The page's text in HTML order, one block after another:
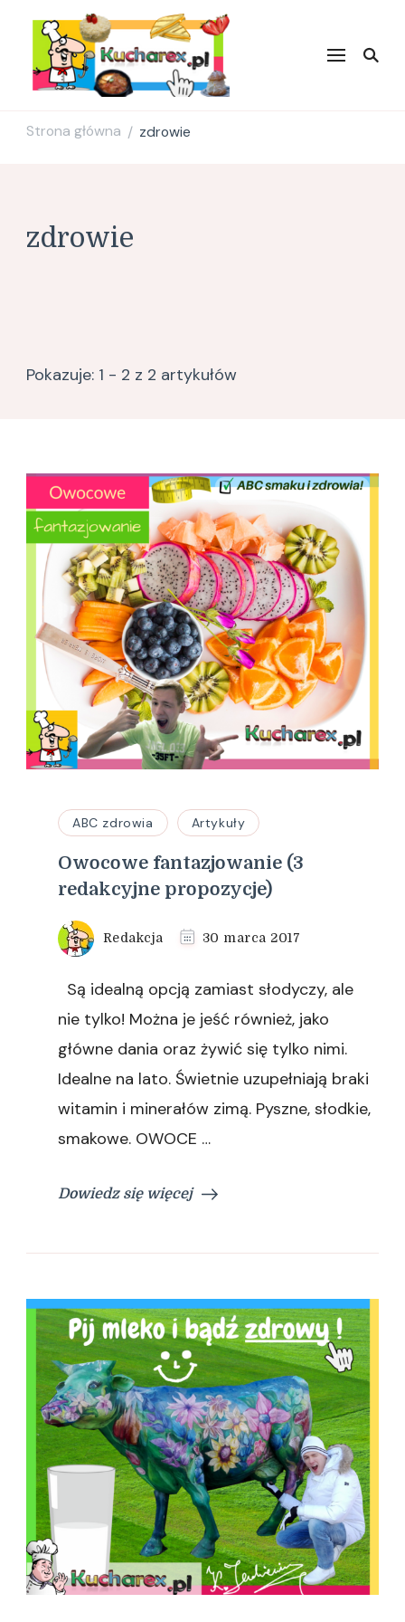
Kucharex.pl
Najsmaczniejsze Przepisy w
Strona główna / zdrowie
zdrowie
Pokazuje: 1 - 2 z 2 artykułów
ABC zdrowia Artykuły
Owocowe fantazjowanie (3
redakcyjne propozycje)
Redakcja 30 marca 2017
Są idealną opcją zamiast słodyczy, ale
nie tylko! Można je jeść również, jako
główne dania oraz żywić się tylko nimi.
Idealne na lato. Świetnie uzupełniają braki
witamin i minerałów zimą. Pyszne, słodkie,
smakowe. OWOCE …
Dowiedz się więcej